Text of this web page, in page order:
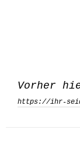
Vorher
https://ihr-